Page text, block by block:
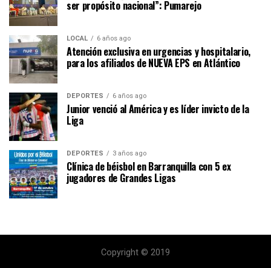
ser propósito nacional”: Pumarejo
LOCAL 6 años ago
Atención exclusiva en urgencias y hospitalario,
para los afiliados de NUEVA EPS en Atlántico
DEPORTES 6 años ago
Junior venció al América y es líder invicto de la
Liga
DEPORTES 3 años ago
Clínica de béisbol en Barranquilla con 5 ex
jugadores de Grandes Ligas
Copyright © 2019